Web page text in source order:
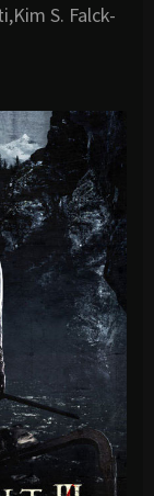
S. Falck-